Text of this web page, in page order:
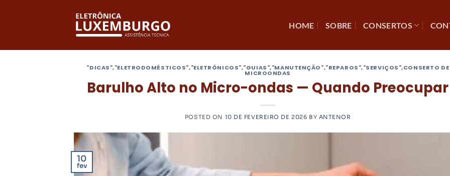
HOME SOBRE CONSERTOS
"DICAS","ELETRODOMÉSTICOS","ELETRÔNICOS","GUIAS","MANUTENÇÃO","REPAROS","SERVIÇOS",CONSERTO DE
MICROONDAS
Barulho Alto no Micro-ondas — Quando Preocupar
POSTED ON 10 DE FEVEREIRO DE 2026 BY ANTENOR
10
fev